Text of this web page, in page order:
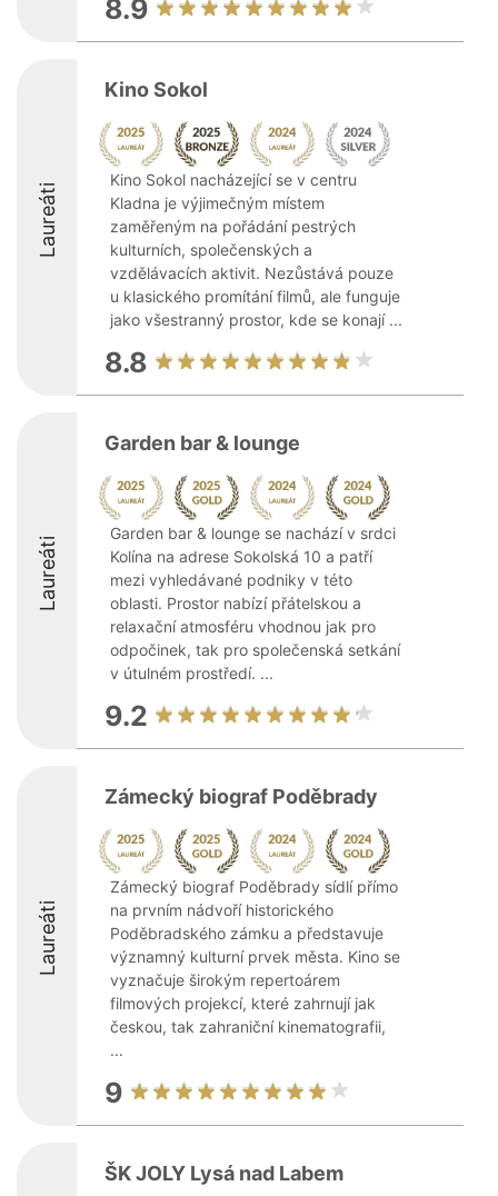
8.9
Laureáti
Kino Sokol
Kino Sokol nacházející se v centru
Kladna je výjimečným místem
zaměřeným na pořádání pestrých
kulturních, společenských a
vzdělávacích aktivit. Nezůstává pouze
u klasického promítání filmů, ale funguje
jako všestranný prostor, kde se konají ...
8.8
Laureáti
Garden bar & lounge
Garden bar & lounge se nachází v srdci
Kolína na adrese Sokolská 10 a patří
mezi vyhledávané podniky v této
oblasti. Prostor nabízí přátelskou a
relaxační atmosféru vhodnou jak pro
odpočinek, tak pro společenská setkání
v útulném prostředí. ...
9.2
Laureáti
Zámecký biograf Poděbrady
Zámecký biograf Poděbrady sídlí přímo
na prvním nádvoří historického
Poděbradského zámku a představuje
významný kulturní prvek města. Kino se
vyznačuje širokým repertoárem
filmových projekcí, které zahrnují jak
českou, tak zahraniční kinematografii,
...
9
ŠK JOLY Lysá nad Labem